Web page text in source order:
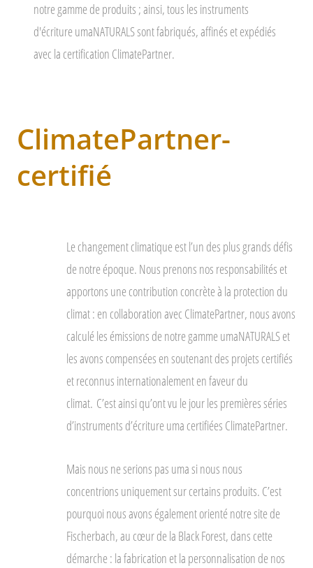
notre gamme de produits ; ainsi, tous les instruments
d'écriture umaNATURALS sont fabriqués, affinés et expédiés
avec la certification ClimatePartner.
ClimatePartner-
certifié
Le changement climatique est l’un des plus grands défis
de notre époque. Nous prenons nos responsabilités et
apportons une contribution concrète à la protection du
climat : en collaboration avec ClimatePartner, nous avons
calculé les émissions de notre gamme umaNATURALS et
les avons compensées en soutenant des projets certifiés
et reconnus internationalement en faveur du
climat. C’est ainsi qu’ont vu le jour les premières séries
d’instruments d’écriture uma certifiées ClimatePartner.
Mais nous ne serions pas uma si nous nous
concentrions uniquement sur certains produits. C’est
pourquoi nous avons également orienté notre site de
Fischerbach, au cœur de la Black Forest, dans cette
démarche : la fabrication et la personnalisation de nos